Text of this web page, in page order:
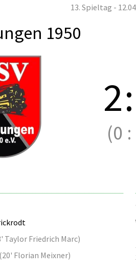
13. Spieltag -
1950
2:
(0 :
Taylor Friedrich Marc)
(20' Florian Meixner)